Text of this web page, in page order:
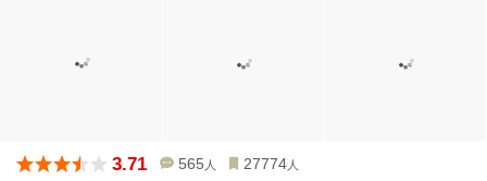
3.71 565 人 27774 人